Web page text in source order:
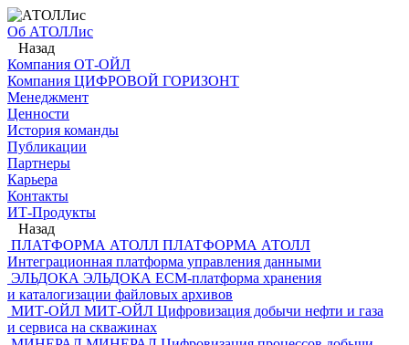
Об АТОЛЛис
Назад
Компания ОТ-ОЙЛ
Компания ЦИФРОВОЙ ГОРИЗОНТ
Менеджмент
Ценности
История команды
Публикации
Партнеры
Карьера
Контакты
ИТ-Продукты
Назад
ПЛАТФОРМА АТОЛЛ ПЛАТФОРМА АТОЛЛ
Интеграционная платформа управления данными
ЭЛЬДОКА ЭЛЬДОКА ECM-платформа хранения
и каталогизации файловых архивов
МИТ-ОЙЛ МИТ-ОЙЛ Цифровизация добычи нефти и газа
и сервиса на скважинах